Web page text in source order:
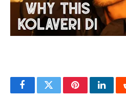
FacebookTwitterPinterest